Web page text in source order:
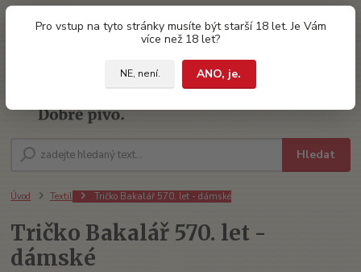
Pro vstup na tyto stránky musíte být starší 18 let. Je Vám
více než 18 let?
NE, není.
ANO, je.
Hledat
za0 Kč
Úvod Textil Tričko Bakalář 570. let - dámské
Tričko Bakalář 570. let -
dámské